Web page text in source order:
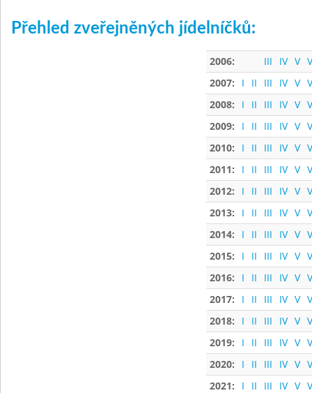
Přehled zveřejněných jídelníčků:
2006: III IV V
2007:
I II III IV V
2008:
I II III IV V
2009:
I II III IV V
2010:
I II III IV V
2011:
I II III IV V
2012:
I II III IV V
2013:
I II III IV V
2014:
I II III IV V
2015:
I II III IV V
2016:
I II III IV V
2017:
I II III IV V
2018:
I II III IV V
2019:
I II III IV V
2020:
I II III IV V
2021:
I II III IV V